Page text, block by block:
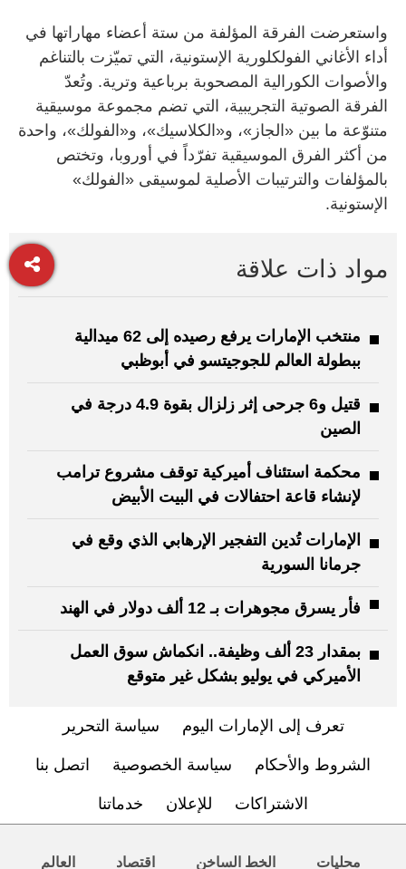
واستعرضت الفرقة المؤلفة من ستة أعضاء مهاراتها في
أداء الأغاني الفولكلورية الإستونية، التي تميّزت بالتناغم
والأصوات الكورالية المصحوبة برباعية وترية. وتُعدّ
الفرقة الصوتية التجريبية، التي تضم مجموعة موسيقية
متنوّعة ما بين «الجاز»، و«الكلاسيك»، و«الفولك»، واحدة
من أكثر الفرق الموسيقية تفرّداً في أوروبا، وتختص
بالمؤلفات والترتيبات الأصلية لموسيقى «الفولك»
الإستونية.
مواد ذات علاقة
منتخب الإمارات يرفع رصيده إلى 62 ميدالية
ببطولة العالم للجوجيتسو في أبوظبي
قتيل و6 جرحى إثر زلزال بقوة 4.9 درجة في
الصين
محكمة استئناف أميركية توقف مشروع ترامب
لإنشاء قاعة احتفالات في البيت الأبيض
الإمارات تُدين التفجير الإرهابي الذي وقع في
جرمانا السورية
فأر يسرق مجوهرات بـ 12 ألف دولار في الهند
بمقدار 23 ألف وظيفة.. انكماش سوق العمل
الأميركي في يوليو بشكل غير متوقع
تعرف إلى الإمارات اليوم سياسة التحرير
الشروط والأحكام سياسة الخصوصية اتصل بنا
الاشتراكات للإعلان خدماتنا
محليات الخط الساخن اقتصاد العالم